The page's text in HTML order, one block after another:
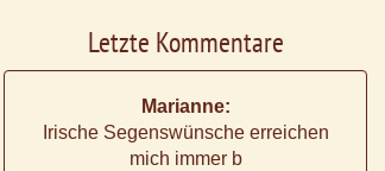
Letzte Kommentare
Marianne:
Irische Segenswünsche erreichen
mich immer b